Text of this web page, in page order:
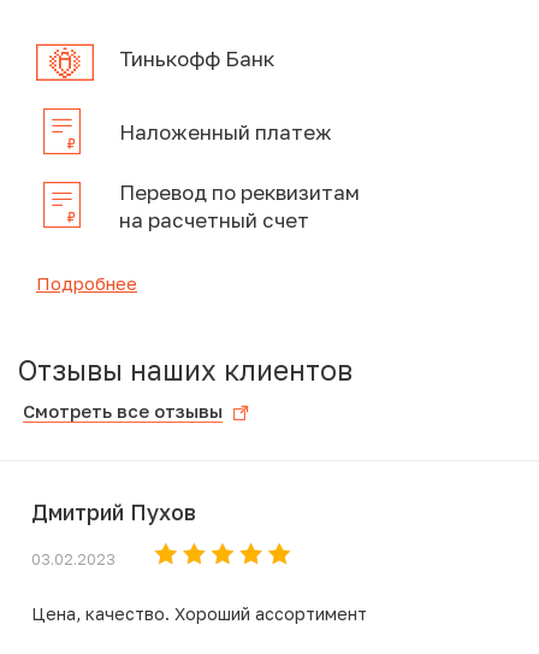
Тинькофф Банк
Наложенный платеж
Перевод по реквизитам
на расчетный счет
Подробнее
Отзывы наших клиентов
Смотреть все отзывы
Дмитрий Пухов
03.02.2023
Цена, качество. Хороший ассортимент